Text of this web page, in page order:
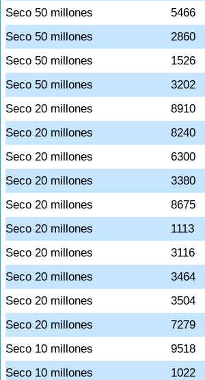
Seco 50 millones
5466
Seco 50 millones
2860
Seco 50 millones
1526
Seco 50 millones
3202
Seco 20 millones
8910
Seco 20 millones
8240
Seco 20 millones
6300
Seco 20 millones
3380
Seco 20 millones
8675
Seco 20 millones
1113
Seco 20 millones
3116
Seco 20 millones
3464
Seco 20 millones
3504
Seco 20 millones
7279
Seco 10 millones
9518
Seco 10 millones
1022